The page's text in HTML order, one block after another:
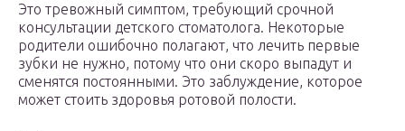
Это тревожный симптом, требующий срочной
консультации детского стоматолога. Некоторые
родители ошибочно полагают, что лечить первые
зубки не нужно, потому что они скоро выпадут и
сменятся постоянными. Это заблуждение, которое
может стоить здоровья ротовой полости.